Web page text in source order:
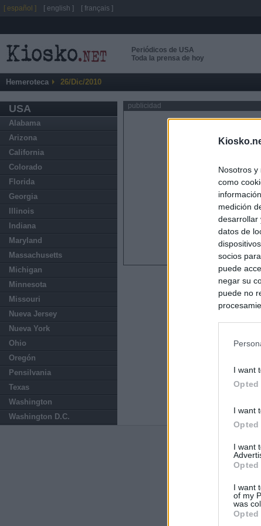
Nosotros
como
medición
desarrollar
datos de
socios
puede
negar su
puede no
I want
Opted
I want
Opted
I want
Opted
I want
of my
was
Opted
Periódicos de USA
Toda la prensa de hoy
Hemeroteca 26/Dic/2010
USA
Alabama
Arizona
California
Colorado
Florida
Georgia
Illinois
Indiana
Maryland
Massachusetts
Michigan
Minnesota
Missouri
Nueva Jersey
Nueva York
Ohio
Oregón
Pensilvania
Texas
Washington
Washington D.C.
publicidad
Últimas
España
Italia rechaza
España hasta
[ español ] [ english ] [ français ]